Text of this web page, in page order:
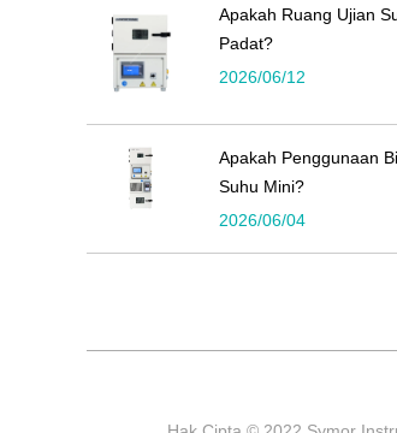
Apakah Ruang Ujian
Padat?
2026/06/12
Apakah Penggunaan
Suhu Mini?
2026/06/04